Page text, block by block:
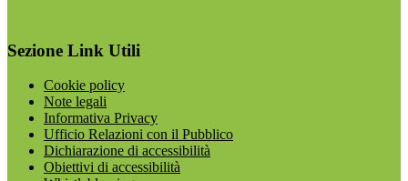
Sezione Link Utili
Cookie policy
Note legali
Informativa Privacy
Ufficio Relazioni con il Pubblico
Dichiarazione di accessibilità
Obiettivi di accessibilità